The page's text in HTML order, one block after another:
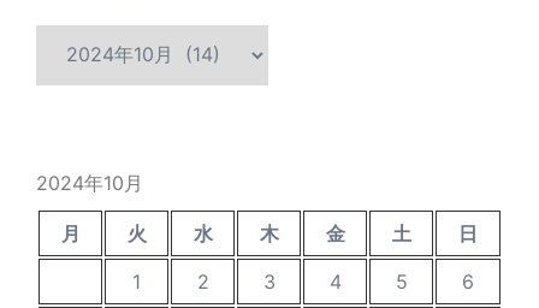
2024年10月
月 火 水 木 金 土
日
1
2 3 4 5
6